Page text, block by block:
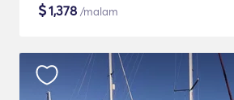
$1,378 /malam